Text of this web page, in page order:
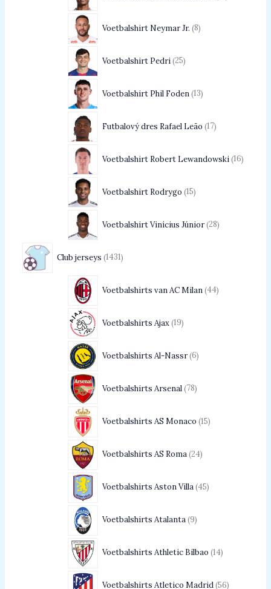
Voetbalshirt Neymar Jr. 8
Voetbalshirt Pedri 25
Voetbalshirt Phil Foden 13
Futbalový dres Rafael Leão 17
Voetbalshirt Robert Lewandowski 16
Voetbalshirt Rodrygo 15
Voetbalshirt Vinícius Júnior 28
Club jerseys 1431
Voetbalshirts van AC Milan 44
Voetbalshirts Ajax 19
Voetbalshirts Al-Nassr 6
Voetbalshirts Arsenal 78
Voetbalshirts AS Monaco 15
Voetbalshirts AS Roma 24
Voetbalshirts Aston Villa 45
Voetbalshirts Atalanta 9
Voetbalshirts Athletic Bilbao 14
Voetbalshirts Atletico Madrid 56